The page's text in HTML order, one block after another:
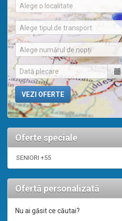
Alege o localitate
Alege tipul de transport
Alege numărul de nopți
Oferte speciale
SENIORI +55
Ofertă personalizată
Nu ai găsit ce căutai?